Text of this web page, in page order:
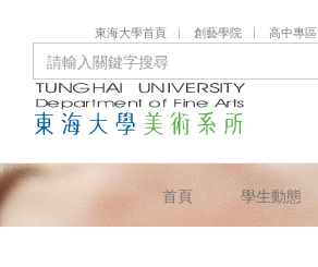
東海大學首頁 創藝學院 高中專區
首頁 學生動態